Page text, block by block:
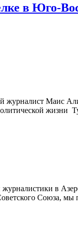
в Юго-
журналист Маис
жизни
в
Союза,